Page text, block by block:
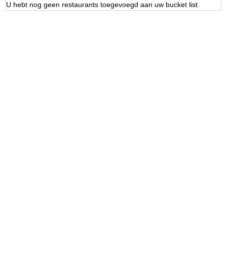
U hebt nog geen restaurants toegevoegd aan uw bucket list.